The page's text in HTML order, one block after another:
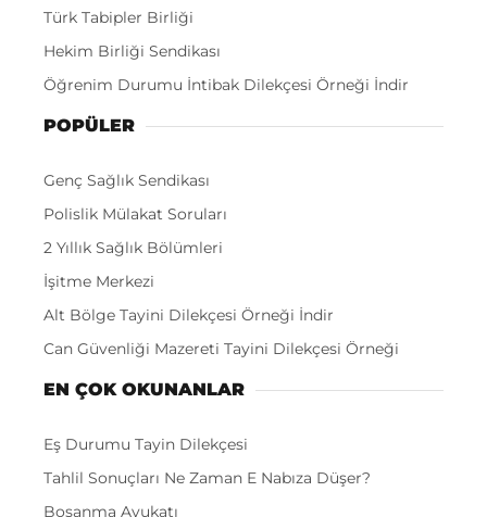
Türk Tabipler Birliği
Hekim Birliği Sendikası
Öğrenim Durumu İntibak Dilekçesi Örneği İndir
POPÜLER
Genç Sağlık Sendikası
Polislik Mülakat Soruları
2 Yıllık Sağlık Bölümleri
İşitme Merkezi
Alt Bölge Tayini Dilekçesi Örneği İndir
Can Güvenliği Mazereti Tayini Dilekçesi Örneği
EN ÇOK OKUNANLAR
Eş Durumu Tayin Dilekçesi
Tahlil Sonuçları Ne Zaman E Nabıza Düşer?
Boşanma Avukatı